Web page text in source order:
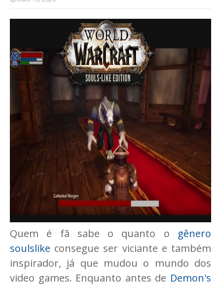
Quem é fã sabe o quanto o gênero
soulslike consegue ser viciante e também
inspirador, já que mudou o mundo dos
video games. Enquanto antes de Demon's